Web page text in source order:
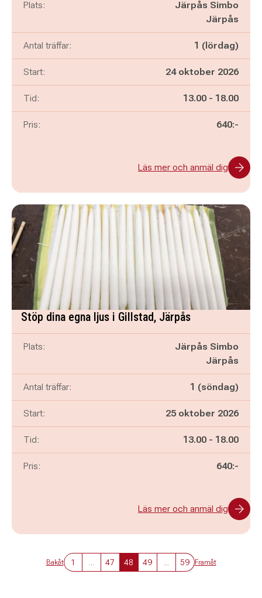
Plats:
Järpås Simbo
Järpås
Antal träffar: 1 (lördag)
Start: 24 oktober 2026
Tid: Pågår mellan
13.00 - och
18.00
Pris: 640:-
Läs mer och anmäl dig
Stöp dina egna ljus i Gillstad, Järpås
Plats:
Järpås Simbo
Järpås
Antal träffar: 1 (söndag)
Start: 25 oktober 2026
Tid: Pågår mellan
13.00 - och
18.00
Pris: 640:-
Läs mer och anmäl dig
Bakåt 1 47 48 49 59 Framåt